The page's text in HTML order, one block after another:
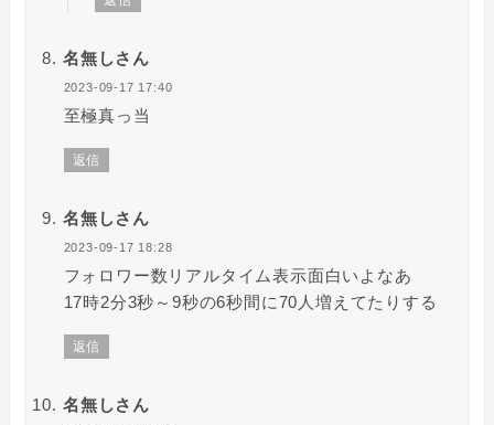
名無しさん
2023-09-17 17:40
至極真っ当
返信
名無しさん
2023-09-17 18:28
フォロワー数リアルタイム表示面白いよなあ
17時2分3秒～9秒の6秒間に70人増えてたりする
返信
名無しさん